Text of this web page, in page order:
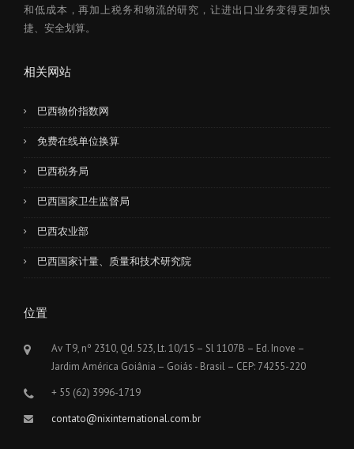
和低成本，再加上税务和物流的研究，让进出口业务变得更加快
捷、安全划算。
相关网站
巴西物价指数网
免费在线单位换算
巴西税务局
巴西国家卫生监督局
巴西农业部
巴西国家计量、质量和技术研究院
位置
Av T9, nº 2310, Qd. 523, Lt. 10/15 – Sl 1107B – Ed. Inove –
Jardim América Goiânia – Goiás - Brasil – CEP: 74255-220
+ 55 (62) 3996-1719
contato@nixinternational.com.br